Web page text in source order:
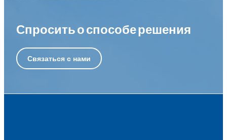
Спросить о способе решения
Связаться с нами